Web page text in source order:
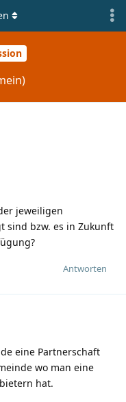
jeweiligen
sind bzw. es in Zukunft
Antworten
eine Partnerschaft
wo man eine
hat.